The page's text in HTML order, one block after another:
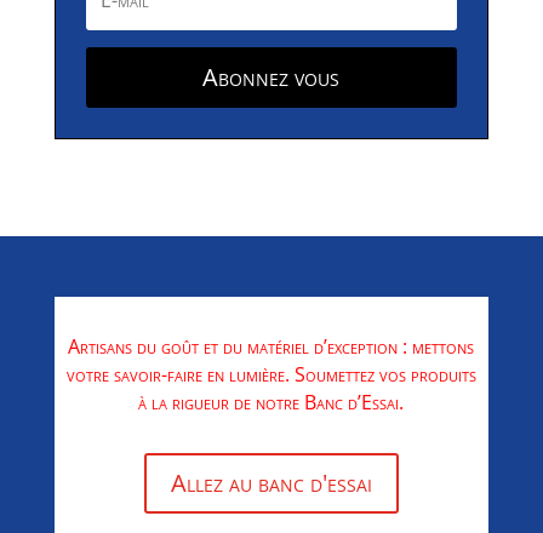
Abonnez vous
Artisans du goût et du matériel d’exception : mettons
votre savoir-faire en lumière. Soumettez vos produits
à la rigueur de notre Banc d’Essai.
Allez au banc d'essai